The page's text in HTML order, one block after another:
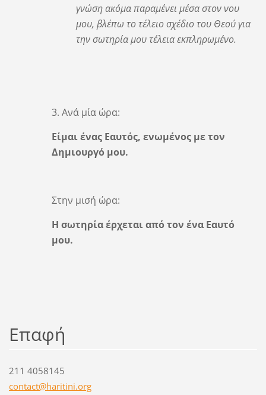
γνώση ακόμα παραμένει μέσα στον νου
μου, βλέπω το τέλειο σχέδιο του Θεού για
την σωτηρία μου τέλεια εκπληρωμένο.
3. Ανά μία ώρα:
Είμαι ένας Εαυτός, ενωμένος με τον
Δημιουργό μου.
Στην μισή ώρα:
Η σωτηρία έρχεται από τον ένα Εαυτό
μου.
Επαφή
211 4058145
contact@haritini.org